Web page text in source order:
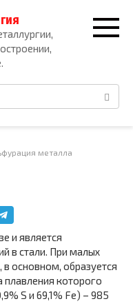
металла
и является
в стали. При малых
основном, образуется
которого
S и 69,1% Fе) – 985